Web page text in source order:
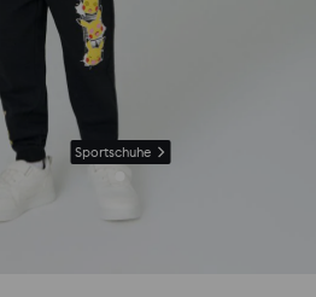
Sportschuhe